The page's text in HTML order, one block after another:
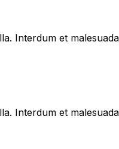
Interdum et
Interdum et